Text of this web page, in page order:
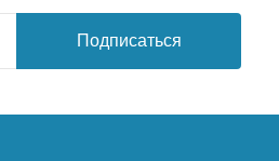
Подписаться